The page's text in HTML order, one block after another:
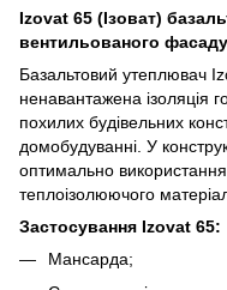
Izovat 65 (Ізоват)
вентильованого фасаду
Базальтовий утеплювач
ненавантажена ізоляція
похилих будівельних
домобудуванні. У
оптимально
теплоізолюючого
Застосування Izovat 65:
Мансарда;